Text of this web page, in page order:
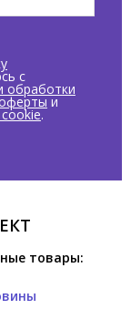
с
обработки
и
.
товары: